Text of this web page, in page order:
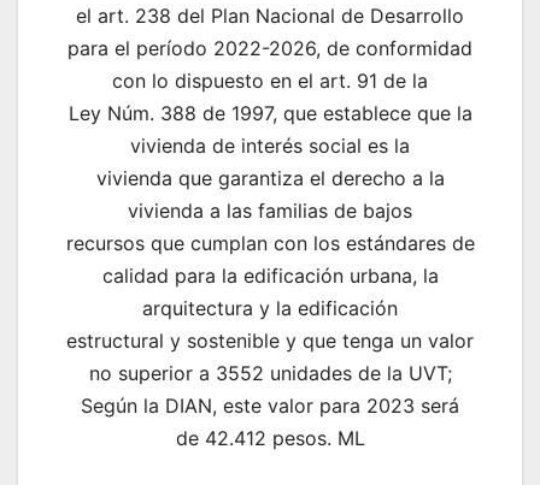
el art. 238 del Plan Nacional de Desarrollo
para el período 2022-2026, de conformidad
con lo dispuesto en el art. 91 de la
Ley Núm. 388 de 1997, que establece que la
vivienda de interés social es la
vivienda que garantiza el derecho a la
vivienda a las familias de bajos
recursos que cumplan con los estándares de
calidad para la edificación urbana, la
arquitectura y la edificación
estructural y sostenible y que tenga un valor
no superior a 3552 unidades de la UVT;
Según la DIAN, este valor para 2023 será
de 42.412 pesos. ML